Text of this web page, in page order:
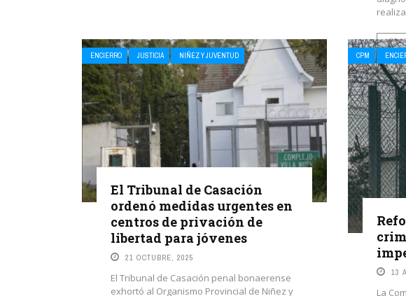
LEE
ENCIERRO JUSTICIA NIÑEZ Y JUVENTUD
El Tribunal de Casación
ordenó medidas urgentes en
centros de privación de
libertad para jóvenes
21 OCTUBRE, 2025
El Tribunal de Casación penal bonaerense
exhortó al Organismo Provincial de Niñez y
CPM
13
La